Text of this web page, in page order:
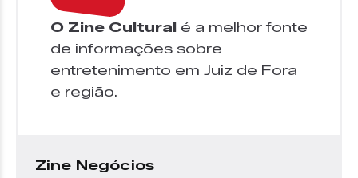
O Zine Cultural é a melhor fonte
de informações sobre
entretenimento em Juiz de Fora
e região.
Zine Negócios